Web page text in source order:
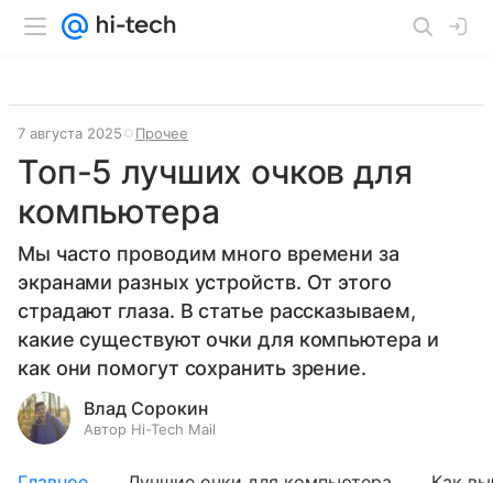
7 августа 2025 Прочее
Топ-5 лучших очков для
компьютера
Мы часто проводим много времени за
экранами разных устройств. От этого
страдают глаза. В статье рассказываем,
какие существуют очки для компьютера и
как они помогут сохранить зрение.
Влад Сорокин
Автор Hi-Tech Mail